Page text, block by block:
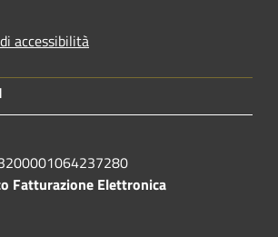
accessibilità
Fatturazione Elettronica